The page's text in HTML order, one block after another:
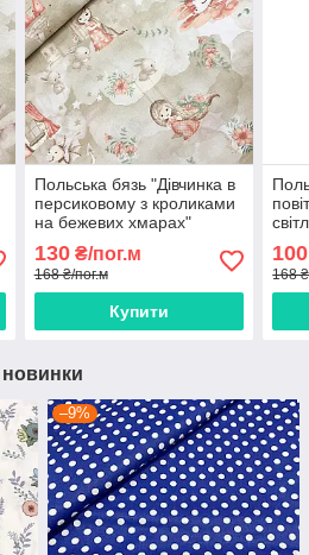
Польська бязь "Дівчинка в
персиковому з кроликами
на бежевих хмарах"
130₴/пог.м
168 ₴/пог.м
Купити
100
168
новинки
–9%